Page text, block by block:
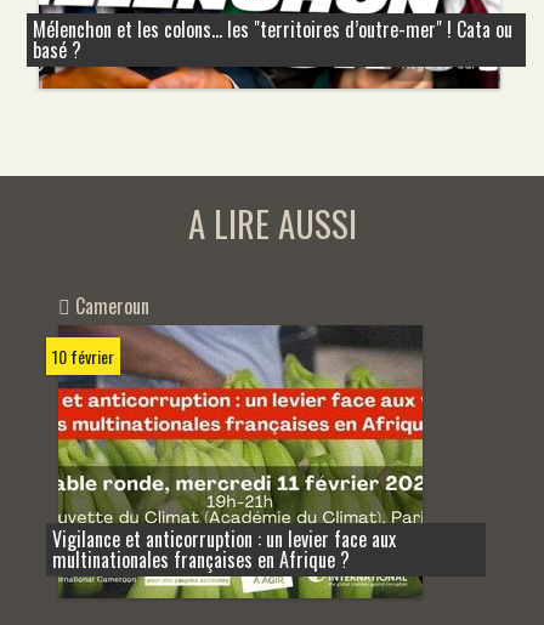
Mélenchon et les colons... les "territoires d’outre-mer" ! Cata ou
basé ?
A LIRE AUSSI
Cameroun
10 février
Vigilance et anticorruption : un levier face aux
multinationales françaises en Afrique ?